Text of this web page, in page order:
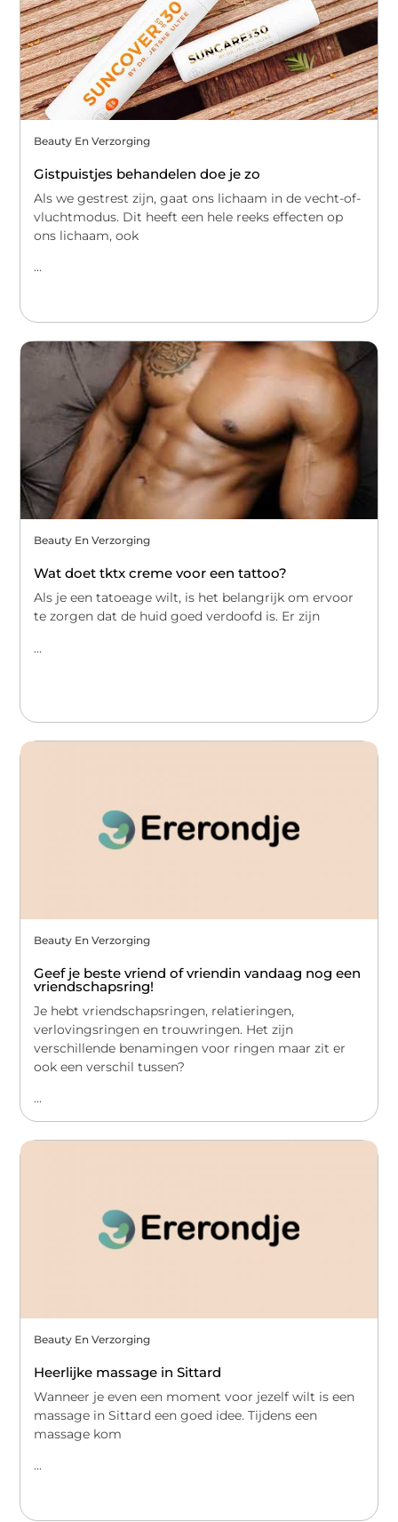
Beauty En Verzorging
Gistpuistjes behandelen doe je zo
Als we gestrest zijn, gaat ons lichaam in de vecht-of-
vluchtmodus. Dit heeft een hele reeks effecten op
ons lichaam, ook
...
Beauty En Verzorging
Wat doet tktx creme voor een tattoo?
Als je een tatoeage wilt, is het belangrijk om ervoor
te zorgen dat de huid goed verdoofd is. Er zijn
...
Beauty En Verzorging
Geef je beste vriend of vriendin vandaag nog een
vriendschapsring!
Je hebt vriendschapsringen, relatieringen,
verlovingsringen en trouwringen. Het zijn
verschillende benamingen voor ringen maar zit er
ook een verschil tussen?
...
Beauty En Verzorging
Heerlijke massage in Sittard
Wanneer je even een moment voor jezelf wilt is een
massage in Sittard een goed idee. Tijdens een
massage kom
...